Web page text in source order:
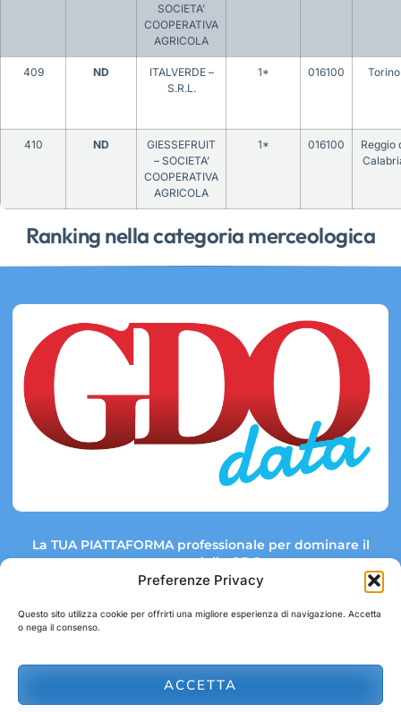
Preferenze Privacy
Questo sito utilizza cookie per offrirti una migliore esperienza di navigazione. Accetta
o nega il consenso.
ACCETTA
Ranking nella categoria merceologica
SOCIETA’
COOPERATIVA
AGRICOLA
409 ND
ITALVERDE –
S.R.L.
1* 016100 Torino
410 ND
GIESSEFRUIT
– SOCIETA’
COOPERATIVA
AGRICOLA
1* 016100
Reggio
La TUA PIATTAFORMA professionale per dominare il
mercato della GDO.
Link rapidi:
abbonamenti@gdodata.it